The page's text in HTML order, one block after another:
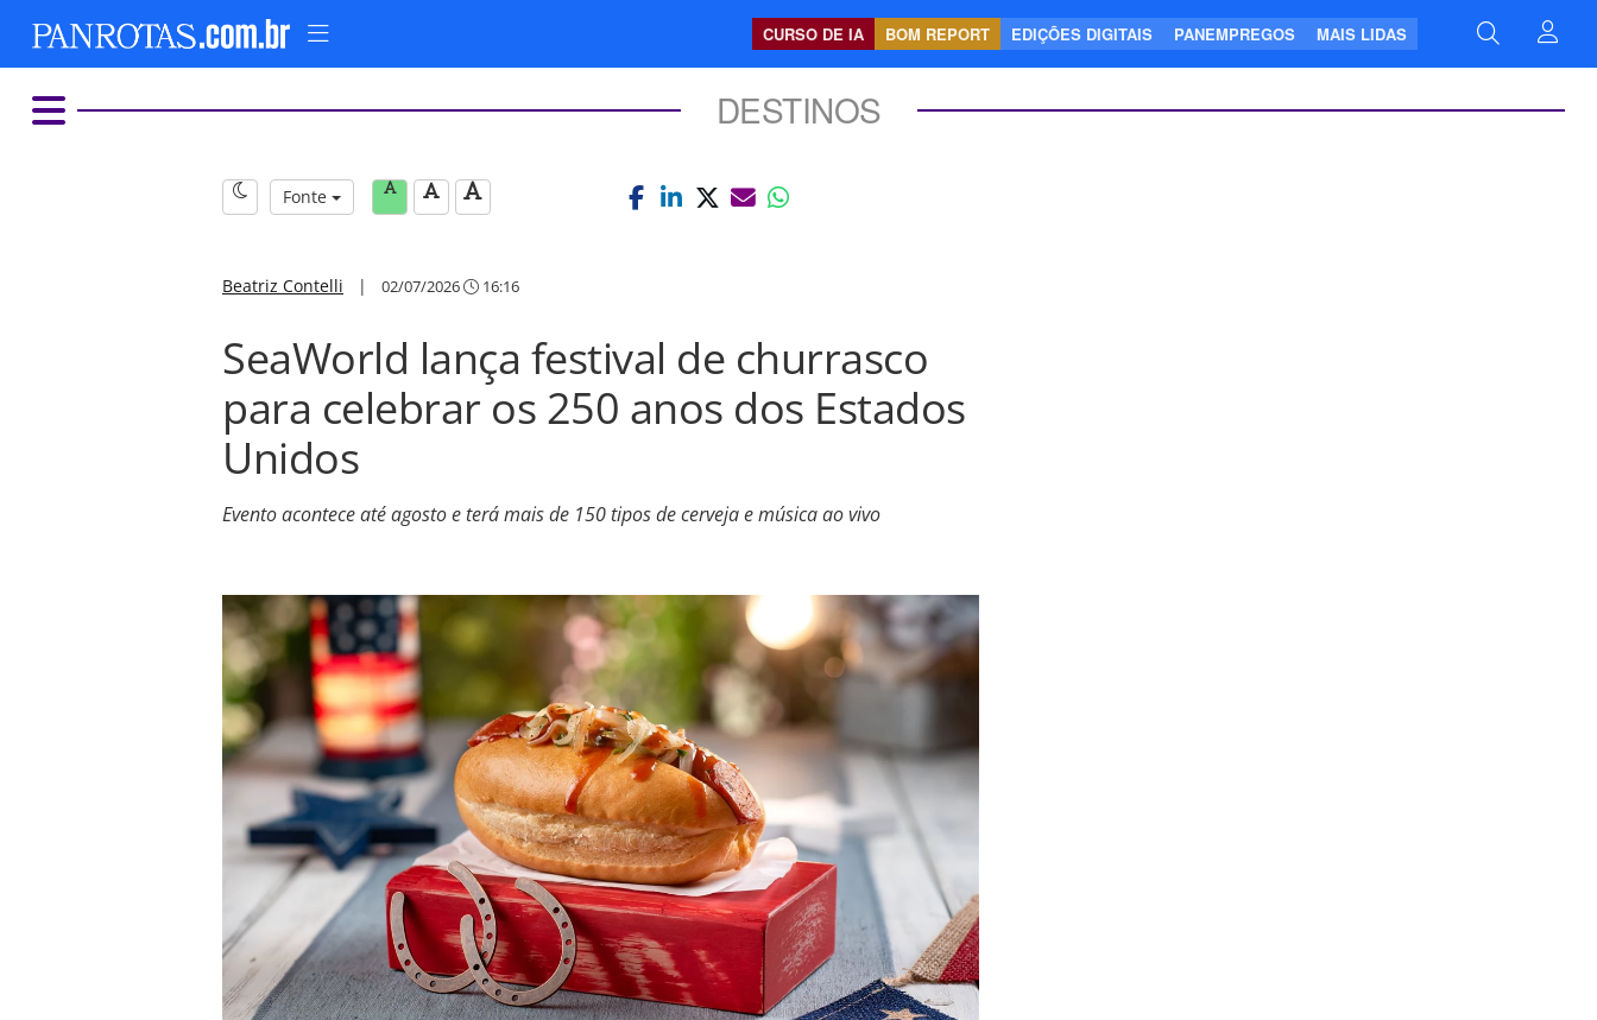
CURSO DE IA BOM REPORT EDIÇÕES DIGITAIS PANEMPREGOS MAIS LIDAS
DESTINOS
Fonte
Beatriz Contelli | 02/07/2026 16:16
SeaWorld lança festival de churrasco
para celebrar os 250 anos dos Estados
Unidos
Evento acontece até agosto e terá mais de 150 tipos de cerveja e música ao vivo